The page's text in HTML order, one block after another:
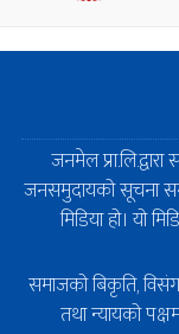
जनमेल
जनसमुदायको सूचना
मिडिया हो। यो
समाजको बिकृति,
तथा न्यायको